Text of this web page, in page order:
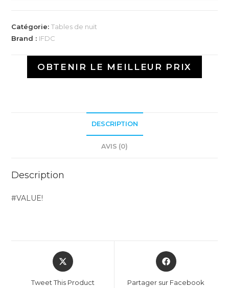
Catégorie:Tables de nuit
Brand : IFDC
OBTENIR LE MEILLEUR PRIX
DESCRIPTION
AVIS (0)
Description
#VALUE!
Tweet This Product Partager sur Facebook